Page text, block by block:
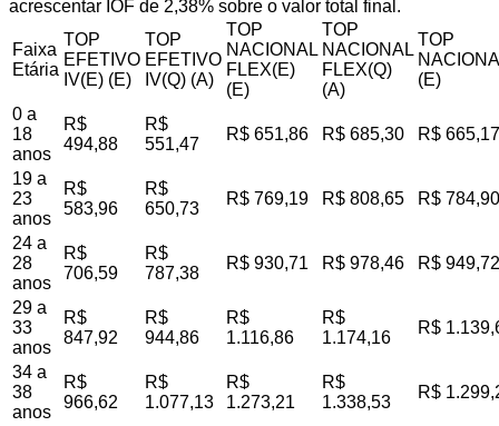
acrescentar IOF de 2,38% sobre o valor total final.
Faixa
Etária
TOP
EFETIVO
IV(E) (E)
TOP
EFETIVO
IV(Q) (A)
TOP
NACIONAL
FLEX(E)
(E)
TOP
NACIONAL
FLEX(Q)
(A)
TOP
(E)
0 a
18
anos
R$
494,88
R$
551,47
R$ 651,86 R$ 685,30 R$ 665,17
19 a
23
anos
R$
583,96
R$
650,73
R$ 769,19 R$ 808,65 R$ 784,90
24 a
28
anos
R$
706,59
R$
787,38
R$ 930,71 R$ 978,46 R$ 949,72
29 a
33
anos
R$
847,92
R$
944,86
R$
1.116,86
R$
1.174,16
R$
34 a
38
anos
R$
966,62
R$
1.077,13
R$
1.273,21
R$
1.338,53
R$